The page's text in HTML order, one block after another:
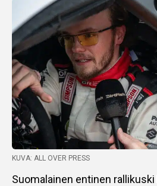
KUVA: ALL OVER PRESS
Suomalainen entinen rallikuski